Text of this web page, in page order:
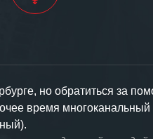
но обратиться за
время